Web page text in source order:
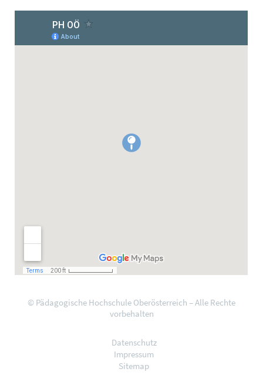
© Pädagogische Hochschule Oberösterreich – Alle Rechte
vorbehalten
Datenschutz
Impressum
Sitemap